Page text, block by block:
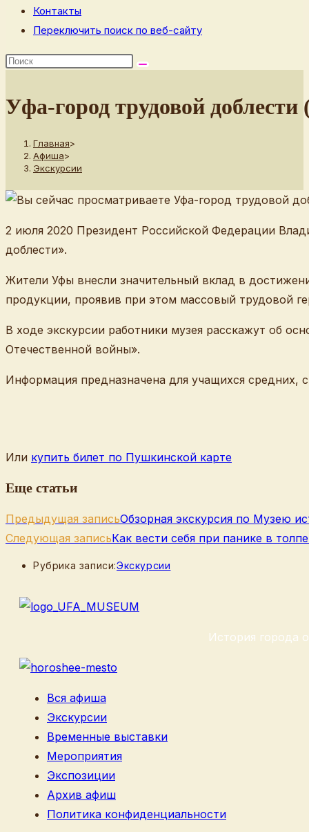
Контакты
Переключить поиск по веб-сайту
Уфа-город трудовой
Главная>
Афиша>
Экскурсии
2 июля 2020 Президент Российской Федерации
доблести».
Жители Уфы внесли значительный вклад в
продукции, проявив при этом массовый трудовой
В ходе экскурсии работники музея расскажут об
Отечественной войны».
Информация предназначена для учащихся
Или купить билет по Пушкинской карте
Еще статьи
Предыдущая записьОбзорная экскурсия по Музею
Следующая записьКак вести себя при панике в
Рубрика записи:Экскурсии
История города
Вся афиша
Экскурсии
Временные выставки
Мероприятия
Экспозиции
Архив афиш
Политика конфиденциальности